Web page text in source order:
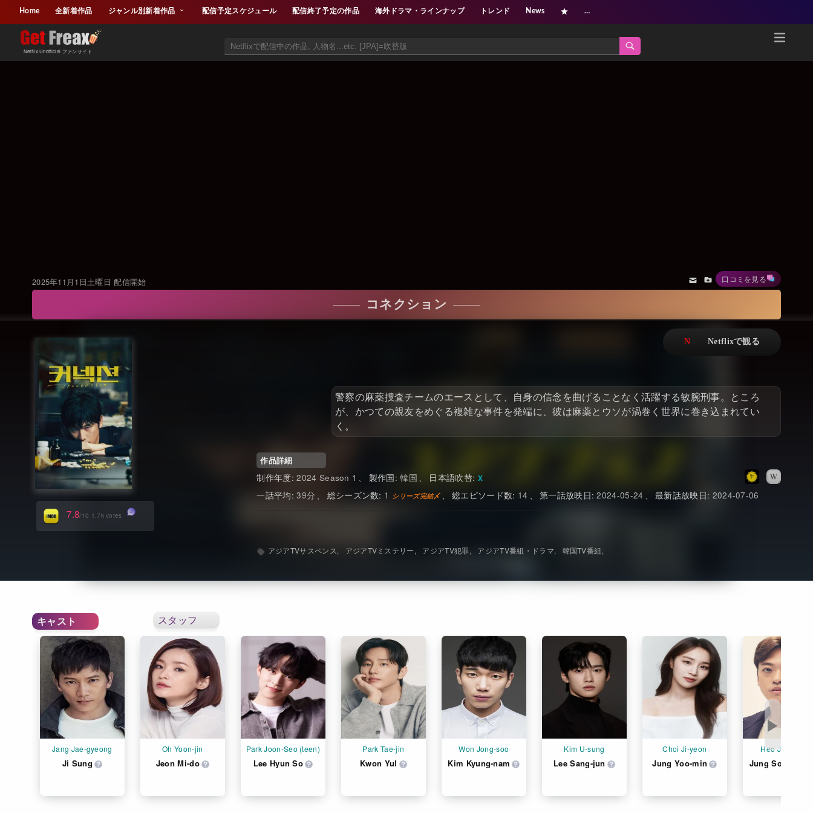
Home 全新着作品 ジャンル別新着作品 配信予定スケジュール 配信終了予定の作品 海外ドラマ・ラインナップ トレンド News …
Netflix Unofficial ファンサイト
Netflix新着作品
アジア映画
ドキュメンタリー
Netflixオリジナル作品
日本語吹替対応作品
Watchlistへ
Netflix 吹替版作品
みんなの作品レビュー
Netflixコース別料金プラン
閉じる
2025年11月1日土曜日 配信開始 口コミを見る
コネクション
警察の麻薬捜査チームのエースとして、自身の信念を曲げることなく活躍する敏腕刑事。ところ
が、かつての親友をめぐる複雑な事件を発端に、彼は麻薬とウソが渦巻く世界に巻き込まれてい
く。
作品詳細
2024 Season 1
韓国
日本語吹替
39
1 14 2024-05-24 2024-07-06
7.8/10 1.7k votes
▶
スタッフ
キャスト
Jang Jae-gyeong
Ji Sung
Oh Yoon-jin
Jeon Mi-do
Park Joon-Seo (teen)
Lee Hyun So
Park Tae-jin
Kwon Yul
Won Jong-soo
Kim Kyung-nam
Kim U-sung
Lee Sang-jun
Choi Ji-yeon
Jung Yoo-min
Heo Joo-song
Jung Soon-won
アジアTVサスペンス アジアTVミステリー アジアTV犯罪 アジアTV番組・ドラマ 韓国TV番組